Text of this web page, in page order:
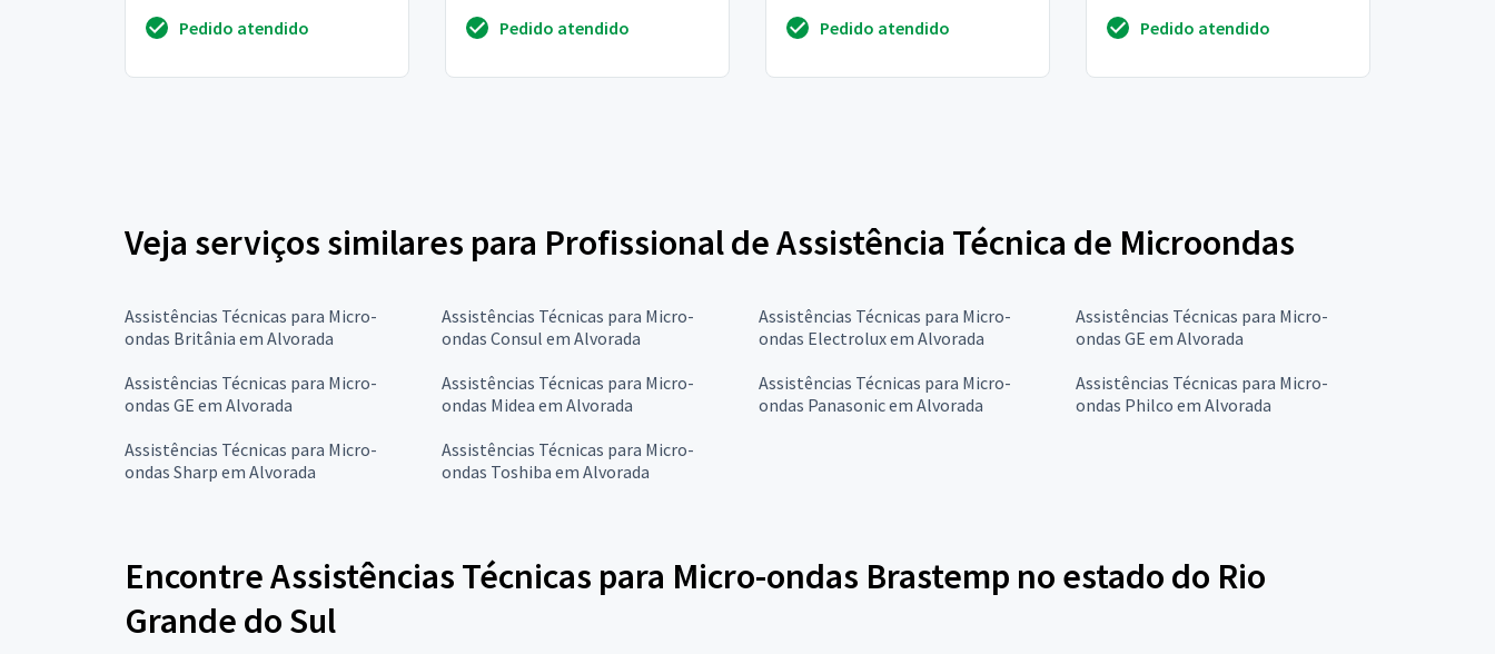
Pedido atendido
Obrigada,Pedido atendido
chegou a estragar alg...
Pedido atendido Pedido atendido
Veja serviços similares para Profissional de Assistência Técnica de Microondas
Assistências Técnicas para Micro-
ondas Britânia em Alvorada
Assistências Técnicas para Micro-
ondas Consul em Alvorada
Assistências Técnicas para Micro-
ondas Electrolux em Alvorada
Assistências Técnicas para Micro-
ondas GE em Alvorada
Assistências Técnicas para Micro-
ondas GE em Alvorada
Assistências Técnicas para Micro-
ondas Midea em Alvorada
Assistências Técnicas para Micro-
ondas Panasonic em Alvorada
Assistências Técnicas para Micro-
ondas Philco em Alvorada
Assistências Técnicas para Micro-
ondas Sharp em Alvorada
Assistências Técnicas para Micro-
ondas Toshiba em Alvorada
Encontre Assistências Técnicas para Micro-ondas Brastemp no estado do Rio
Grande do Sul